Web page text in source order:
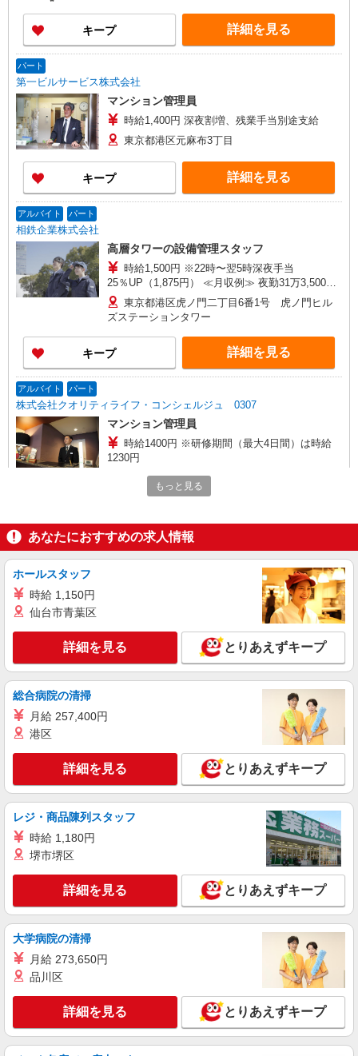
キープ 詳細を見る
パート
第一ビルサービス株式会社
マンション管理員
時給1,400円 深夜割増、残業手当別途支給
東京都港区元麻布3丁目
キープ 詳細を見る
アルバイト パート
相鉄企業株式会社
高層タワーの設備管理スタッフ
時給1,500円 ※22時〜翌5時深夜手当
25％UP（1,875円） ≪月収例≫ 夜勤31万3,500
円 【（1,500円 × 2h +1,875円 × 6h） × 22日】
東京都港区虎ノ門二丁目6番1号 虎ノ門ヒル
ズステーションタワー
キープ 詳細を見る
アルバイト パート
株式会社クオリティライフ・コンシェルジュ 0307
マンション管理員
時給1400円 ※研修期間（最大4日間）は時給
1230円
東京都港区赤坂
アルバイト パート
時給1800円 ※研修期間（最大4日間）は時給
キープ 詳細を見る
アルバイト
株式会社クオリティライフ・コンシェルジュ 1119
時給1800円 ※研修期間（最大4日間）は時給
1230円 ★年末年始手当有
東京都港区三田
キープ 詳細を見る
株式会社クオリティライフ・コンシェルジュ 1047
マンション管理員兼受付・案内スタッフ
時給1300円 ※研修期間（最大4日間）は時給
キープ 詳細を見る
正社員
東京美装興業株式会社 東京第一支店
もっと見る
あなたにおすすめの求人情報
ホールスタッフ
時給 1,150円
仙台市青葉区
詳細を見る とりあえずキープ
総合病院の清掃
月給 257,400円
港区
詳細を見る とりあえずキープ
レジ・商品陳列スタッフ
時給 1,180円
堺市堺区
詳細を見る とりあえずキープ
大学病院の清掃
月給 273,650円
品川区
詳細を見る とりあえずキープ